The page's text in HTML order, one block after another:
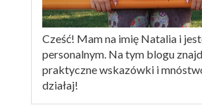
Cześć! Mam na imię Natalia i
personalnym. Na tym blogu
praktyczne wskazówki i
działaj!